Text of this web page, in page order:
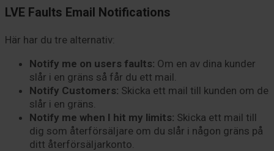
LVE Faults Email Notifications
Här har du tre alternativ:
Notify me on users faults: Om en av dina kunder
slår i en gräns så får du ett mail.
Notify Customers: Skicka ett mail till kunden om de
slår i en gräns.
Notify me when I hit my limits: Skicka ett mail till
dig som återförsäljare om du slår i någon gräns på
ditt återförsäljarkonto.